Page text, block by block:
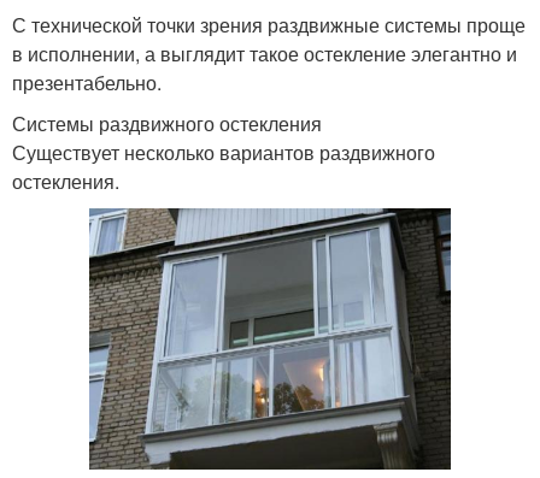
С технической точки зрения раздвижные системы проще
в исполнении, а выглядит такое остекление элегантно и
презентабельно.
Системы раздвижного остекления
Существует несколько вариантов раздвижного
остекления.